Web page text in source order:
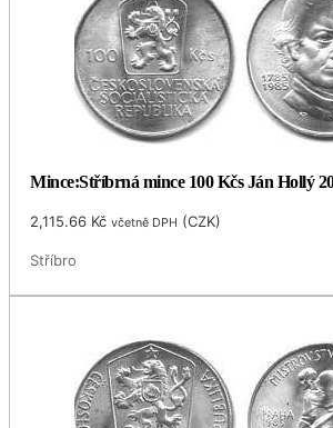
Mince:Stříbrná mince 100 Kčs Ján Hollý
2,115.66 Kč včetně DPH (CZK)
Stříbro